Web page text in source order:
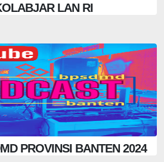
LAN RI
PROVINSI BANTEN 2024